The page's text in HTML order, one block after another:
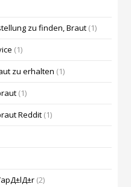
zu finden, Braut (1)
(1)
zu erhalten (1)
(1)
Reddit (1)
(2)